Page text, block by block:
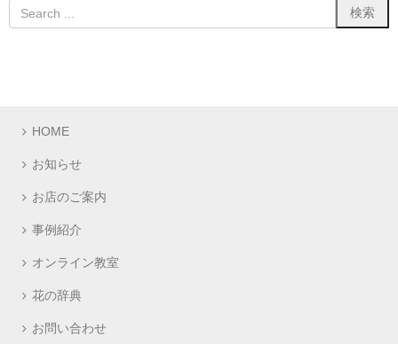
HOME
お知らせ
お店のご案内
事例紹介
オンライン教室
花の辞典
お問い合わせ